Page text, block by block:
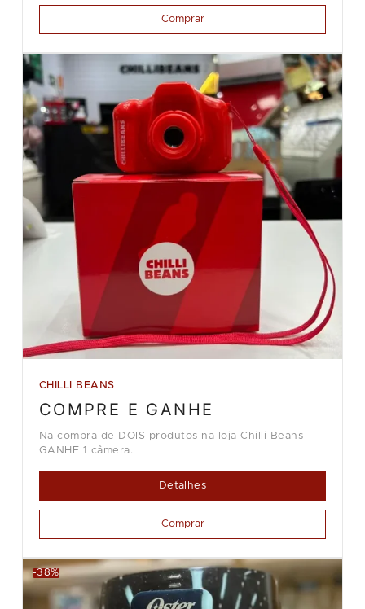
Comprar
CHILLI BEANS
COMPRE E GANHE
Na compra de DOIS produtos na loja Chilli Beans
GANHE 1 câmera.
Detalhes
Comprar
-38%